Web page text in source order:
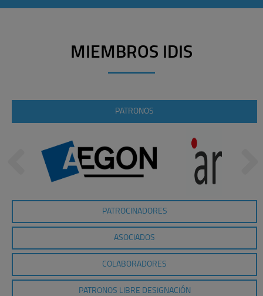
MIEMBROS IDIS
PATRONOS
PATROCINADORES
ASOCIADOS
COLABORADORES
PATRONOS LIBRE DESIGNACIÓN